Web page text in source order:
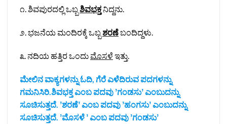
೧. ಶಿವಪುರದಲ್ಲಿ ಒಬ್ಬಶಿವಭಕ್ತನಿದ್ದನು.
೨. ಭಜನೆಯ ಮಂದಿರಕ್ಕೆ ಒಬ್ಬಶರಣೆಬಂದಿದ್ದಳು.
೩. ನದಿಯ ಹತ್ತಿರ ಒಂದುಮೊಸಳೆ ಇತ್ತು.
ಮೇಲಿನ ವಾಕ್ಯಗಳನ್ನು ಓದಿ, ಗೆರೆ ಎಳೆದಿರುವ ಪದಗಳನ್ನು
ಗಮನಿಸಿರಿ.ಶಿವಭಕ್ತ ಎಂಬ ಪದವು ʼಗಂಡಸುʼ ಎಂಬುದನ್ನು
ಸೂಚಿಸುತ್ತದೆ. ʼಶರಣೆʼ ಎಂಬ ಪದವು ʼಹಂಗಸುʼ ಎಂಬುದನ್ನು
ಸೂಚಿಸುತ್ತದೆ. ʼಮೊಸಳೆ ʼ ಎಂಬ ಪದವು ʼಗಂಡಸುʼ